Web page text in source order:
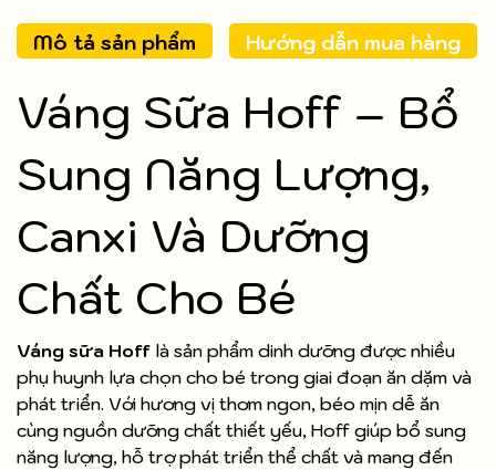
Mô tả sản phẩm Hướng dẫn mua hàng
Váng Sữa Hoff – Bổ
Sung Năng Lượng,
Canxi Và Dưỡng
Chất Cho Bé
Váng sữa Hoff là sản phẩm dinh dưỡng được nhiều
phụ huynh lựa chọn cho bé trong giai đoạn ăn dặm và
phát triển. Với hương vị thơm ngon, béo mịn dễ ăn
cùng nguồn dưỡng chất thiết yếu, Hoff giúp bổ sung
năng lượng, hỗ trợ phát triển thể chất và mang đến